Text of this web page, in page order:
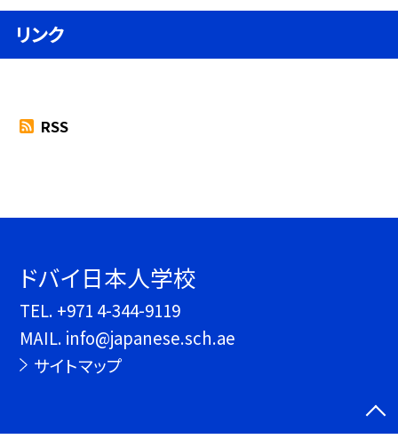
リンク
RSS
ドバイ日本人学校
TEL. +971 4-344-9119
MAIL. info@japanese.sch.ae
サイトマップ